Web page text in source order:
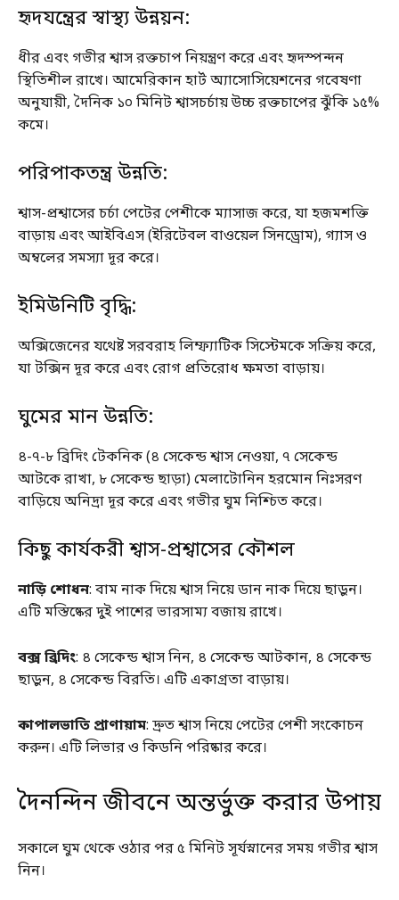
হৃদযন্ত্রের স্বাস্থ্য উন্নয়ন:
ধীর এবং গভীর শ্বাস রক্তচাপ নিয়ন্ত্রণ করে এবং হৃদস্পন্দন
স্থিতিশীল রাখে। আমেরিকান হার্ট অ্যাসোসিয়েশনের গবেষণা
অনুযায়ী, দৈনিক ১০ মিনিট শ্বাসচর্চায় উচ্চ রক্তচাপের ঝুঁকি ১৫%
কমে।
পরিপাকতন্ত্র উন্নতি:
শ্বাস-প্রশ্বাসের চর্চা পেটের পেশীকে ম্যাসাজ করে, যা হজমশক্তি
বাড়ায় এবং আইবিএস (ইরিটেবল বাওয়েল সিনড্রোম), গ্যাস ও
অম্বলের সমস্যা দূর করে।
ইমিউনিটি বৃদ্ধি:
অক্সিজেনের যথেষ্ট সরবরাহ লিম্ফ্যাটিক সিস্টেমকে সক্রিয় করে,
যা টক্সিন দূর করে এবং রোগ প্রতিরোধ ক্ষমতা বাড়ায়।
ঘুমের মান উন্নতি:
৪-৭-৮ ব্রিদিং টেকনিক (৪ সেকেন্ড শ্বাস নেওয়া, ৭ সেকেন্ড
আটকে রাখা, ৮ সেকেন্ড ছাড়া) মেলাটোনিন হরমোন নিঃসরণ
বাড়িয়ে অনিদ্রা দূর করে এবং গভীর ঘুম নিশ্চিত করে।
কিছু কার্যকরী শ্বাস-প্রশ্বাসের কৌশল
নাড়ি শোধন: বাম নাক দিয়ে শ্বাস নিয়ে ডান নাক দিয়ে ছাড়ুন।
এটি মস্তিষ্কের দুই পাশের ভারসাম্য বজায় রাখে।
বক্স ব্রিদিং: ৪ সেকেন্ড শ্বাস নিন, ৪ সেকেন্ড আটকান, ৪ সেকেন্ড
ছাড়ুন, ৪ সেকেন্ড বিরতি। এটি একাগ্রতা বাড়ায়।
কাপালভাতি প্রাণায়াম: দ্রুত শ্বাস নিয়ে পেটের পেশী সংকোচন
করুন। এটি লিভার ও কিডনি পরিষ্কার করে।
দৈনন্দিন জীবনে অন্তর্ভুক্ত করার উপায়
সকালে ঘুম থেকে ওঠার পর ৫ মিনিট সূর্যস্নানের সময় গভীর শ্বাস
নিন।